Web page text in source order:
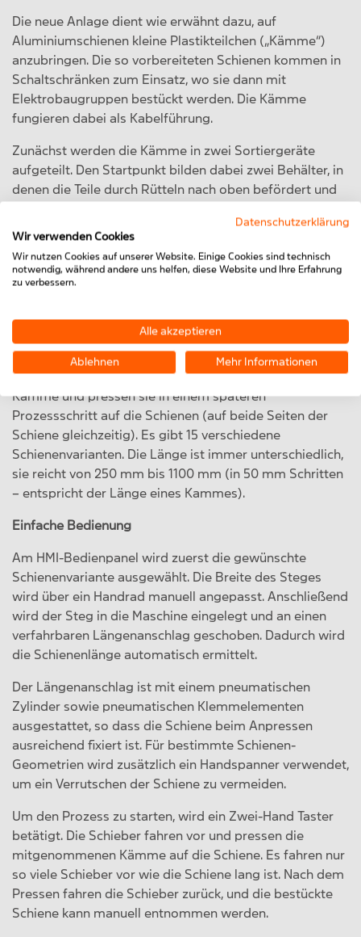
Die neue Anlage dient wie erwähnt dazu, auf
Aluminiumschienen kleine Plastikteilchen („Kämme“)
anzubringen. Die so vorbereiteten Schienen kommen in
Schaltschränken zum Einsatz, wo sie dann mit
Elektrobaugruppen bestückt werden. Die Kämme
fungieren dabei als Kabelführung.
Zunächst werden die Kämme in zwei Sortiergeräte
aufgeteilt. Den Startpunkt bilden dabei zwei Behälter, in
denen die Teile durch Rütteln nach oben befördert und
werden. Anschließend gelangen sie über den Außenrand
Linearschienen jeweils bis zu einem Treibrad gefördert.
Die Treibräder werden durch einen kleinen Servo-
ankommenden Kämme immer weiter nach vorne unter
sogenannte Schieber.
Die Schieber bilden die Führung für die angetriebenen
Kämme und pressen sie in einem späteren
Prozessschritt auf die Schienen (auf beide Seiten der
Schiene gleichzeitig). Es gibt 15 verschiedene
Schienenvarianten. Die Länge ist immer unterschiedlich,
sie reicht von 250 mm bis 1100 mm (in 50 mm Schritten
– entspricht der Länge eines Kammes).
Einfache Bedienung
Am HMI-Bedienpanel wird zuerst die gewünschte
Schienenvariante ausgewählt. Die Breite des Steges
wird über ein Handrad manuell angepasst. Anschließend
wird der Steg in die Maschine eingelegt und an einen
verfahrbaren Längenanschlag geschoben. Dadurch wird
die Schienenlänge automatisch ermittelt.
Der Längenanschlag ist mit einem pneumatischen
Zylinder sowie pneumatischen Klemmelementen
ausgestattet, so dass die Schiene beim Anpressen
ausreichend fixiert ist. Für bestimmte Schienen-
Geometrien wird zusätzlich ein Handspanner verwendet,
um ein Verrutschen der Schiene zu vermeiden.
Um den Prozess zu starten, wird ein Zwei-Hand Taster
betätigt. Die Schieber fahren vor und pressen die
mitgenommenen Kämme auf die Schiene. Es fahren nur
so viele Schieber vor wie die Schiene lang ist. Nach dem
Pressen fahren die Schieber zurück, und die bestückte
Schiene kann manuell entnommen werden.
Datenschutzerklärung
Wir verwenden Cookies
Wir nutzen Cookies auf unserer Website. Einige Cookies sind technisch
notwendig, während andere uns helfen, diese Website und Ihre Erfahrung
zu verbessern.
Alle akzeptieren
Ablehnen Mehr Informationen